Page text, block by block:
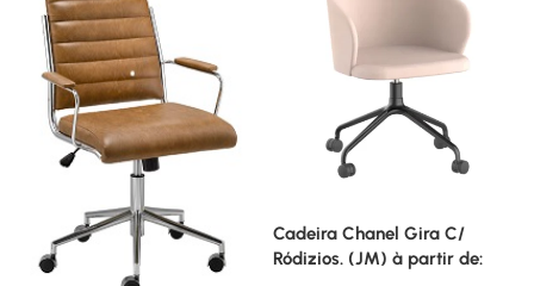
Cadeira Chanel Gira C/
Ródizios. (JM) à partir de: